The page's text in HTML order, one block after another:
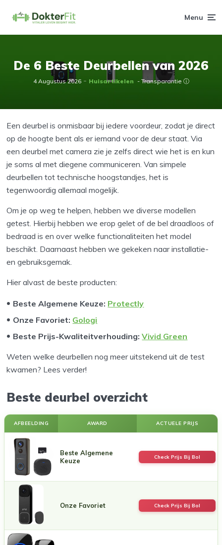
Menu
De 6 Beste Deurbellen van 2026
4 Augustus 2026 Huisartikelen - Transparantie ⓘ
Een deurbel is onmisbaar bij iedere voordeur, zodat je direct
op de hoogte bent als er iemand voor de deur staat. Via
een deurbel met camera zie je zelfs direct wie het is en kun
je soms al met diegene communiceren. Van simpele
deurbellen tot technische hoogstandjes, het is
tegenwoordig allemaal mogelijk.
Om je op weg te helpen, hebben we diverse modellen
getest. Hierbij hebben we erop gelet of de bel draadloos of
bedraad is en over welke functionaliteiten het model
beschikt. Daarnaast hebben we gekeken naar installatie-
en gebruiksgemak.
Hier alvast de beste producten:
Beste Algemene Keuze: Protectly
Onze Favoriet: Gologi
Beste Prijs-Kwaliteitverhouding:Vivid Green
Weten welke deurbellen nog meer uitstekend uit de test
kwamen? Lees verder!
Beste deurbel overzicht
AFBEELDING AWARD ACTUELE PRIJS
Beste Algemene
Keuze
Check Prijs Bij Bol
Onze Favoriet Check Prijs Bij Bol